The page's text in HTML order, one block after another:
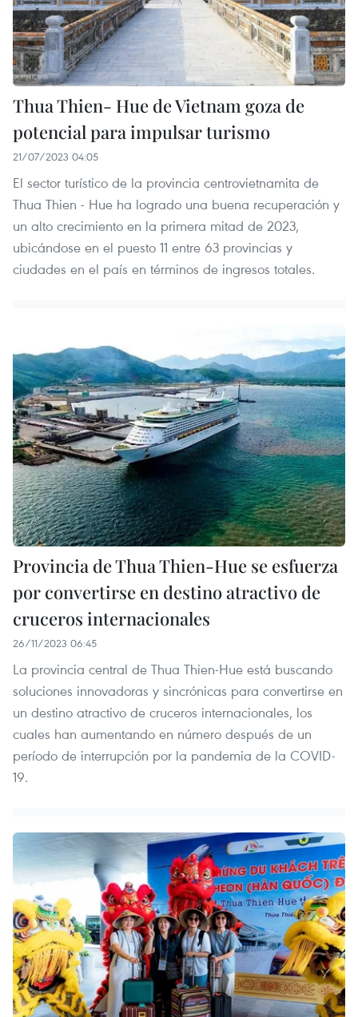
Thua Thien- Hue de Vietnam goza de
potencial para impulsar turismo
21/07/2023 04:05
El sector turístico de la provincia centrovietnamita de
Thua Thien - Hue ha logrado una buena recuperación y
un alto crecimiento en la primera mitad de 2023,
ubicándose en el puesto 11 entre 63 provincias y
ciudades en el país en términos de ingresos totales.
Provincia de Thua Thien-Hue se esfuerza
por convertirse en destino atractivo de
cruceros internacionales
26/11/2023 06:45
La provincia central de Thua Thien-Hue está buscando
soluciones innovadoras y sincrónicas para convertirse en
un destino atractivo de cruceros internacionales, los
cuales han aumentando en número después de un
período de interrupción por la pandemia de la COVID-
19.